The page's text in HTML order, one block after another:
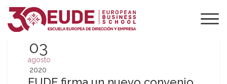
03
agosto
2020